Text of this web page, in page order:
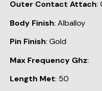
Outer Contact Attach:
Body Finish: Alballoy
Pin Finish: Gold
Max Frequency Ghz:
Length Met: 50